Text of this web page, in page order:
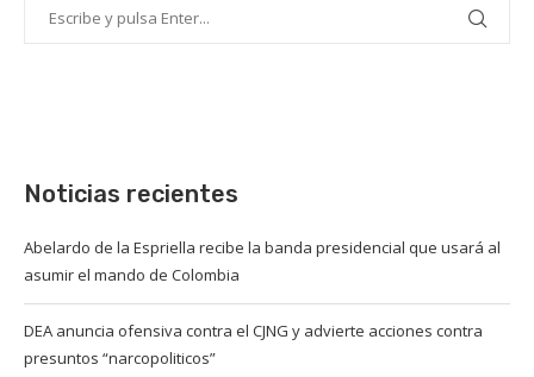
Noticias recientes
Abelardo de la Espriella recibe la banda presidencial que usará al
asumir el mando de Colombia
DEA anuncia ofensiva contra el CJNG y advierte acciones contra
presuntos “narcopoliticos”